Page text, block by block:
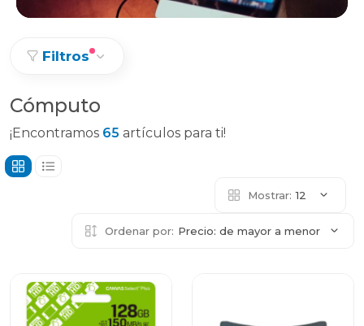
Filtros
Cómputo
¡Encontramos 65 artículos para ti!
Mostrar: 12
Ordenar por: Precio: de mayor a menor